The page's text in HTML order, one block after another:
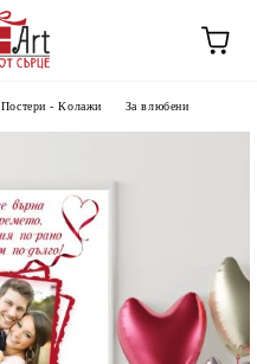
Постери - Колажи За влюбени